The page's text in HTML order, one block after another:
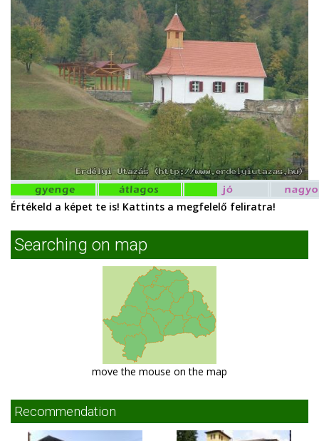
Értékeld a képet te is! Kattints a megfelelő feliratra!
Searching on map
move the mouse on the map
Recommendation